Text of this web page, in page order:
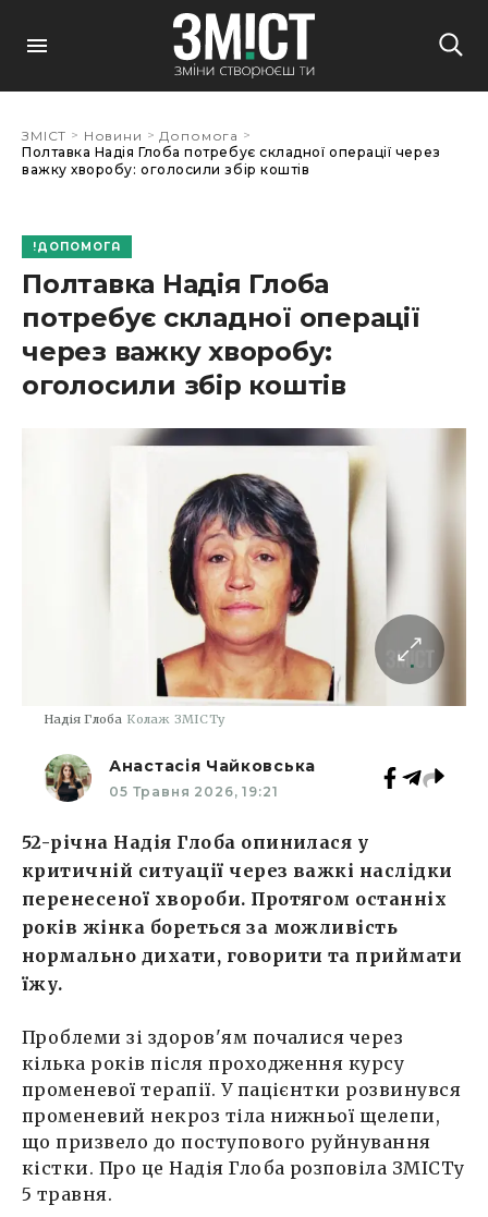
ЗМІСТ > Новини > Допомога >
Полтавка Надія Глоба потребує складної операції через
важку хворобу: оголосили збір коштів
ДОПОМОГА
Полтавка Надія Глоба
потребує складної операції
через важку хворобу:
оголосили збір коштів
Надія Глоба Колаж ЗМІСТу
Анастасія Чайковська
05 Травня 2026, 19:21
52-річна Надія Глоба опинилася у
критичній ситуації через важкі наслідки
перенесеної хвороби. Протягом останніх
років жінка бореться за можливість
нормально дихати, говорити та приймати
їжу.
Проблеми зі здоров'ям почалися через
кілька років після проходження курсу
променевої терапії. У пацієнтки розвинувся
променевий некроз тіла нижньої щелепи,
що призвело до поступового руйнування
кістки. Про це Надія Глоба розповіла ЗМІСТу
5 травня.